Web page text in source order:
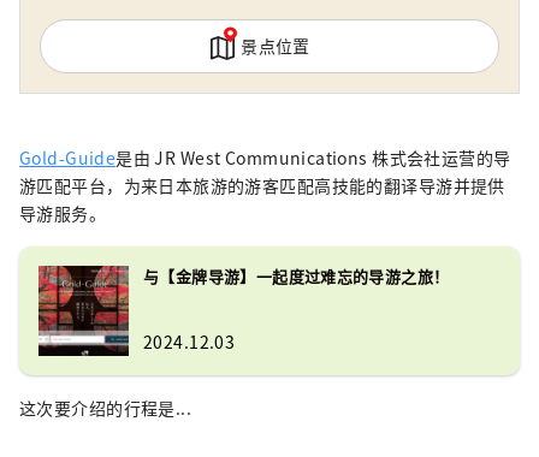
景点位置
Gold-Guide是由 JR West Communications 株式会社运营的导
游匹配平台，为来日本旅游的游客匹配高技能的翻译导游并提供
导游服务。
与【金牌导游】一起度过难忘的导游之旅！
2024.12.03
这次要介绍的行程是...